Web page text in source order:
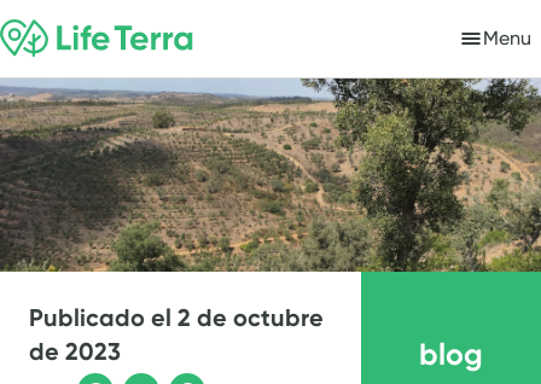
Menu
Publicado el 2 de octubre
de 2023
blog